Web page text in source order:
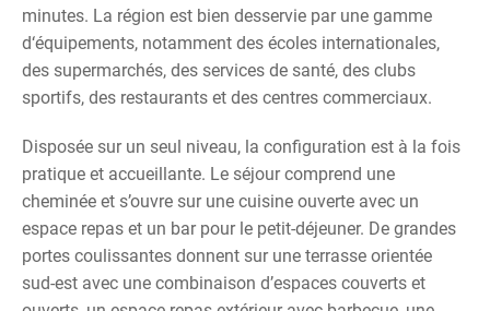
minutes. La région est bien desservie par une gamme
d‘équipements, notamment des écoles internationales,
des supermarchés, des services de santé, des clubs
sportifs, des restaurants et des centres commerciaux.
Disposée sur un seul niveau, la configuration est à la fois
pratique et accueillante. Le séjour comprend une
cheminée et s’ouvre sur une cuisine ouverte avec un
espace repas et un bar pour le petit-déjeuner. De grandes
portes coulissantes donnent sur une terrasse orientée
sud-est avec une combinaison d’espaces couverts et